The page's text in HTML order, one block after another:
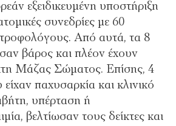
εξειδικευμένη υποστήριξη
συνεδρίες με 60
Από αυτά, τα 8
βάρος και πλέον έχουν
Μάζας Σώματος. Επίσης, 4
παχυσαρκία και κλινικό
υπέρταση ή
βελτίωσαν τους δείκτες και